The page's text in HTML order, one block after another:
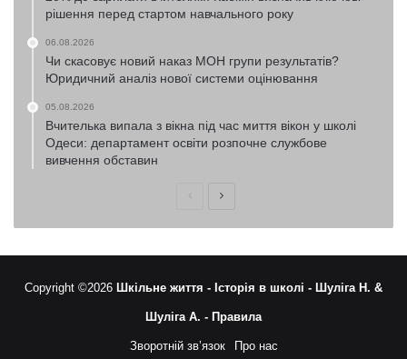
рішення перед стартом навчального року
06.08.2026
Чи скасовує новий наказ МОН групи результатів?
Юридичний аналіз нової системи оцінювання
05.08.2026
Вчителька випала з вікна під час миття вікон у школі
Одеси: департамент освіти розпочне службове
вивчення обставин
ПопередняНаступна
Copyright ©2026 Шкільне життя - Історія в школі - Шуліга Н. &
Шуліга А. - Правила
Зворотній зв’язок Про нас